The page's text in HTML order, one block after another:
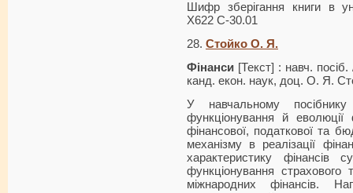
Шифр зберігання книги в
Х622 С-30.01
28. Стойко О. Я.
Фінанси [Текст] : навч.
канд. екон. наук, доц. О. Я.
У навчальному
функціонування й еволюції
фінансової, податкової та
механізму в реалізації
характеристику фінансів
функціонування страхового
міжнародних фінансів.